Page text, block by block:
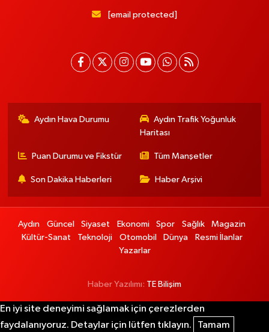
[email protected]
Aydın Hava Durumu
Aydın Trafik Yoğunluk
Haritası
Puan Durumu ve Fikstür Tüm Manşetler
Son Dakika Haberleri Haber Arşivi
Aydın Güncel Siyaset Ekonomi Spor Sağlık
Magazin
Kültür-Sanat
Teknoloji Otomobil Dünya
Resmi İlanlar
Yazarlar
Haber Yazılımı: TE Bilişim
En iyi site deneyimi sağlamak için çerezlerden
faydalanıyoruz. Detaylar için lütfen tıklayın.
Tamam